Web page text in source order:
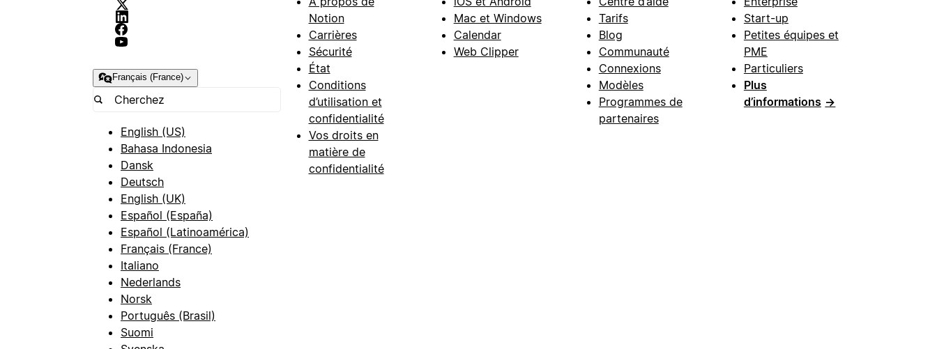
Français (France)
English (US)
Bahasa Indonesia
Dansk
Deutsch
English (UK)
Español (España)
Español (Latinoamérica)
Français (France)
Italiano
Nederlands
Norsk
Português (Brasil)
Suomi
Notion
Carrières
Sécurité
État
Conditions
d’utilisation et
confidentialité
Vos droits en
matière de
confidentialité
Mac et Windows
Calendar
Web Clipper
Tarifs
Blog
Communauté
Connexions
Modèles
Programmes de
partenaires
Start-up
Petites équipes et
PME
Particuliers
Plus
d’informations →